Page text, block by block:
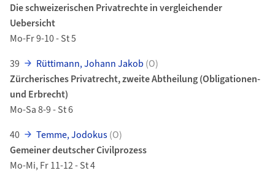
Die schweizerischen Privatrechte in vergleichender
Uebersicht
Mo-Fr 9-10 - St 5
39
Rüttimann, Johann Jakob (O)
Zürcherisches Privatrecht, zweite Abtheilung (Obligationen-
und Erbrecht)
Mo-Sa 8-9 - St 6
40
Temme, Jodokus(O)
Gemeiner deutscher Civilprozess
Mo-Mi, Fr 11-12 - St 4